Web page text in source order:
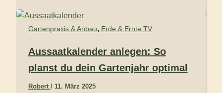
Gartenpraxis & Anbau, Erde & Ernte TV
Aussaatkalender anlegen: So
planst du dein Gartenjahr optimal
Robert / 11. März 2025